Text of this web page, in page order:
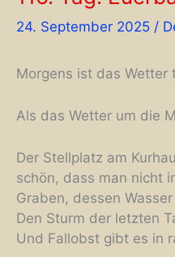
24. September 2025 /
Morgens ist das Wetter
Als das Wetter um die
Der Stellplatz am
schön, dass man nicht
Graben, dessen
Den Sturm der letzten
Und Fallobst gibt es in